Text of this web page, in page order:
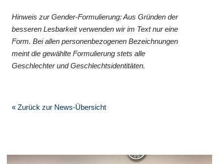
Hinweis zur Gender-Formulierung: Aus Gründen der
besseren Lesbarkeit verwenden wir im Text nur eine
Form. Bei allen personenbezogenen Bezeichnungen
meint die gewählte Formulierung stets alle
Geschlechter und Geschlechtsidentitäten.
« Zurück zur News-Übersicht